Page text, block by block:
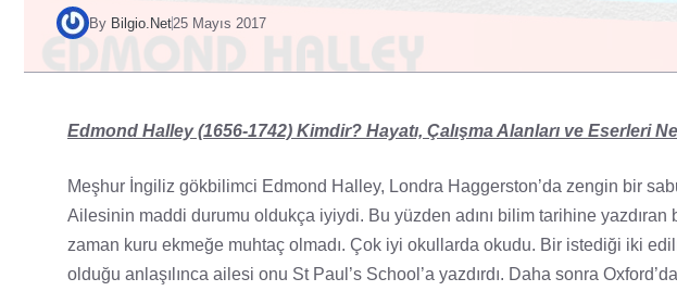
By Bilgio.Net25 Mayıs 2017
Edmond Halley (1656-1742) Kimdir? Hayatı, Çalışma Alanları ve Eserleri
Meşhur İngiliz gökbilimci Edmond Halley, Londra Haggerston’da zengin bir
Ailesinin maddi durumu oldukça iyiydi. Bu yüzden adını bilim tarihine yazdıran
zaman kuru ekmeğe muhtaç olmadı. Çok iyi okullarda okudu. Bir istediği iki
olduğu anlaşılınca ailesi onu St Paul’s School’a yazdırdı. Daha sonra